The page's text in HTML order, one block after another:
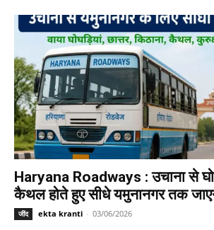
Haryana Roadways : उचाना से
कैथल होते हुए सीधे यमुनानगर तक
जींद ekta kranti - 03/06/2026